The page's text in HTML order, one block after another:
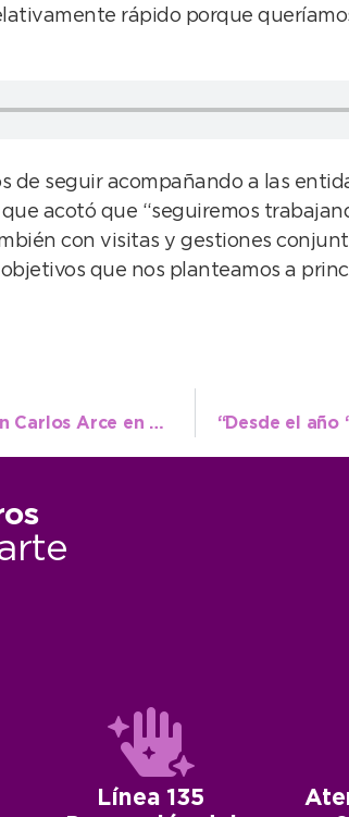
rápido porque
de seguir acompañando a las
acotó que “seguiremos
con visitas y gestiones
que nos planteamos a
El sábado 19 se presentarán «Araca Trío» y Juan Carlos Arce en el Teatro Municipal
Línea 135